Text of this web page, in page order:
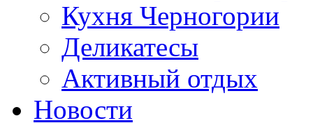
Кухня Черногории
Деликатесы
Активный отдых
Новости